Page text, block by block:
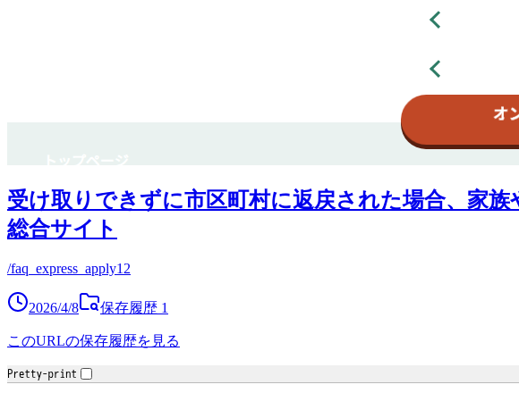
受け取りできずに市区町村に返戻された場合、家
総合サイト
/faq_express_apply12
2026/4/8 保存履歴 1
このURLの保存履歴を見る